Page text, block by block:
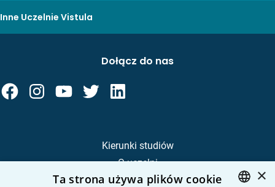
Inne Uczelnie Vistula
Kierunki studiów
O uczelni
Kandydat
Dołącz do nas
×
Ta strona używa plików cookie